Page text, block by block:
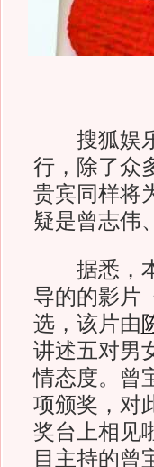
搜狐娱乐
行，除了众
贵宾同样将
疑是曾志伟、
据悉，本
导的的影片
选，该片由
讲述五对男
情态度。曾
项颁奖，对
奖台上相见
目主持的曾